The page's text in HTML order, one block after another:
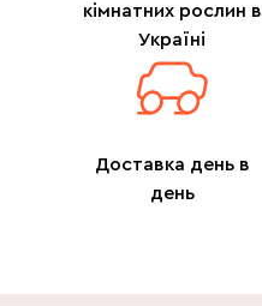
кімнатних рослин в
Україні
Доставка день в
день